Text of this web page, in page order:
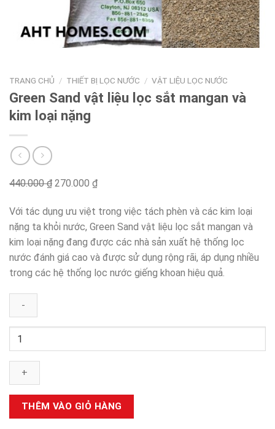
TRANG CHỦ / THIẾT BỊ LỌC NƯỚC / VẬT LIỆU LỌC NƯỚC
Green Sand vật liệu lọc sắt mangan và
kim loại nặng
440.000₫ Original
was:
440.000 ₫.
270.000 ₫
is:
270.000 ₫.
Với tác dụng ưu việt trong việc tách phèn và các kim loại
nặng ta khỏi nước, Green Sand vật liệu lọc sắt mangan và
kim loại nặng đang được các nhà sản xuất hệ thống lọc
nước đánh giá cao và được sử dụng rộng rãi, áp dụng nhiều
trong các hệ thống lọc nước giếng khoan hiệu quả.
Green
vật
liệu
sắt
mangan
THÊM VÀO GIỎ HÀNG